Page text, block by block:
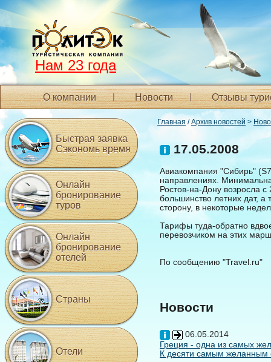
Нам 23 года
О компании Новости Отзывы
Главная /Архив новостей >
17.05.2008
Авиакомпания "Сибирь"
направлениях.
Ростов-на-Дону возросла
большинство летних дат, а
сторону, в некоторые
Тарифы туда-обратно
перевозчиком на этих
По сообщению "Travel.ru"
Новости
06.05.2014
Греция - одна из самых
К десяти самым желанным
Быстрая заявка
Сэкономь время
Онлайн
бронирование
туров
Онлайн
бронирование
отелей
Страны
Отели